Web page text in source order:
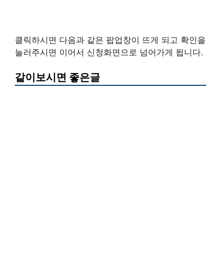
클릭하시면 다음과 같은 팝업창이 뜨게 되고 확인을
눌러주시면 이어서 신청화면으로 넘어가게 됩니다.
같이보시면 좋은글